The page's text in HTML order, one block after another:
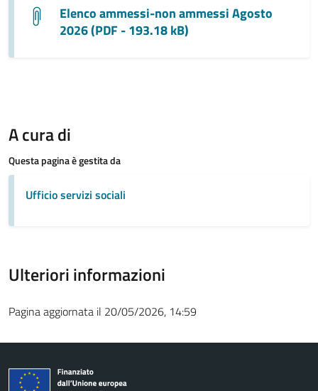
Elenco ammessi-non ammessi Agosto
2026 (PDF - 193.18 kB)
A cura di
Questa pagina è gestita da
Ufficio servizi sociali
Ulteriori informazioni
Pagina aggiornata il 20/05/2026, 14:59